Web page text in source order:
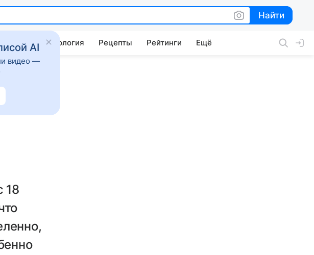
Найти
Найти
жизни Психология Рецепты Рейтинги Ещё
18
AI
видео —